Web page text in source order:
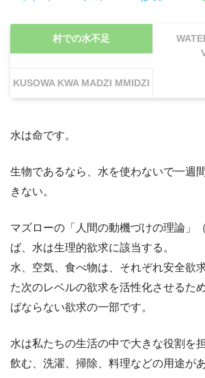
村での水不足
KUSOWA KWA MADZI MMIDZI
水は命です。
生物であるなら、水を使わないで一週
きない。
マズローの「人間の動機づけの理論」
ば、水は生理的欲求に該当する。
水、空気、食べ物は、それぞれ安全欲
た次のレベルの欲求を活性化させるた
ばならない欲求の一部です。
水は私たちの生活の中で大きな役割を
飲む、洗濯、掃除、料理などの用途が